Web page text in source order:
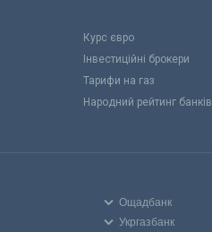
Курс євро
Інвестиційні брокери
Тарифи на газ
Народний рейтинг банків
Ощадбанк
Укргазбанк